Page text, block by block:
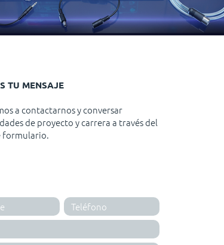
TU MENSAJE
a contactarnos y conversar
de proyecto y carrera a través del
formulario.